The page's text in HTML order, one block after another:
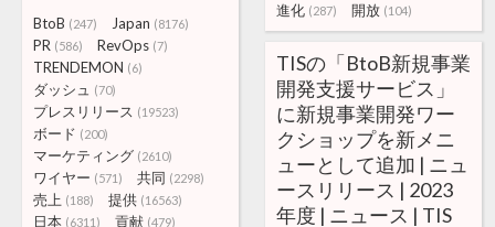
進化 (287) 開放 (104)
BtoB (247) Japan (8176)
PR (586) RevOps (7)
TRENDEMON (6)
ダッシュ (70)
プレスリリース (19523)
ボード (200)
マーケティング (2610)
ワイヤー (571) 共同 (2298)
売上 (188) 提供 (16563)
日本 (6311) 貢献 (479)
TISの「BtoB新規事業
開発支援サービス」
に新規事業開発ワー
クショップを新メニ
ューとして追加 | ニュ
ースリリース | 2023
年度 | ニュース | TIS